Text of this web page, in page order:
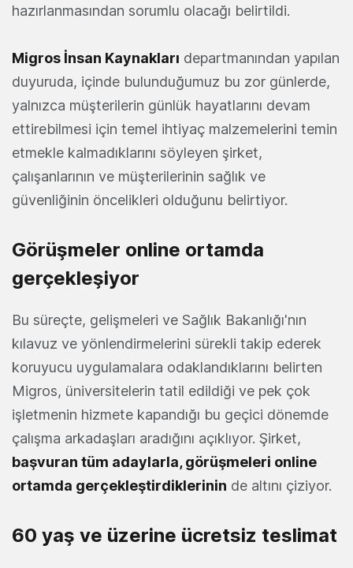
hazırlanmasından sorumlu olacağı belirtildi.
Migros İnsan Kaynakları departmanından yapılan
duyuruda, içinde bulunduğumuz bu zor günlerde,
yalnızca müşterilerin günlük hayatlarını devam
ettirebilmesi için temel ihtiyaç malzemelerini temin
etmekle kalmadıklarını söyleyen şirket,
çalışanlarının ve müşterilerinin sağlık ve
güvenliğinin öncelikleri olduğunu belirtiyor.
Görüşmeler online ortamda
gerçekleşiyor
Bu süreçte, gelişmeleri ve Sağlık Bakanlığı'nın
kılavuz ve yönlendirmelerini sürekli takip ederek
koruyucu uygulamalara odaklandıklarını belirten
Migros, üniversitelerin tatil edildiği ve pek çok
işletmenin hizmete kapandığı bu geçici dönemde
çalışma arkadaşları aradığını açıklıyor. Şirket,
başvuran tüm adaylarla, görüşmeleri online
ortamda gerçekleştirdiklerinin de altını çiziyor.
60 yaş ve üzerine ücretsiz teslimat